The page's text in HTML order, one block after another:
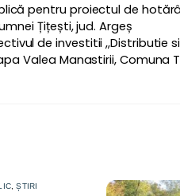
pentru proiectul de
Țițești, jud. Argeș
de investitii ,,Distributie
Valea Manastirii, Comuna
,ȘTIRI